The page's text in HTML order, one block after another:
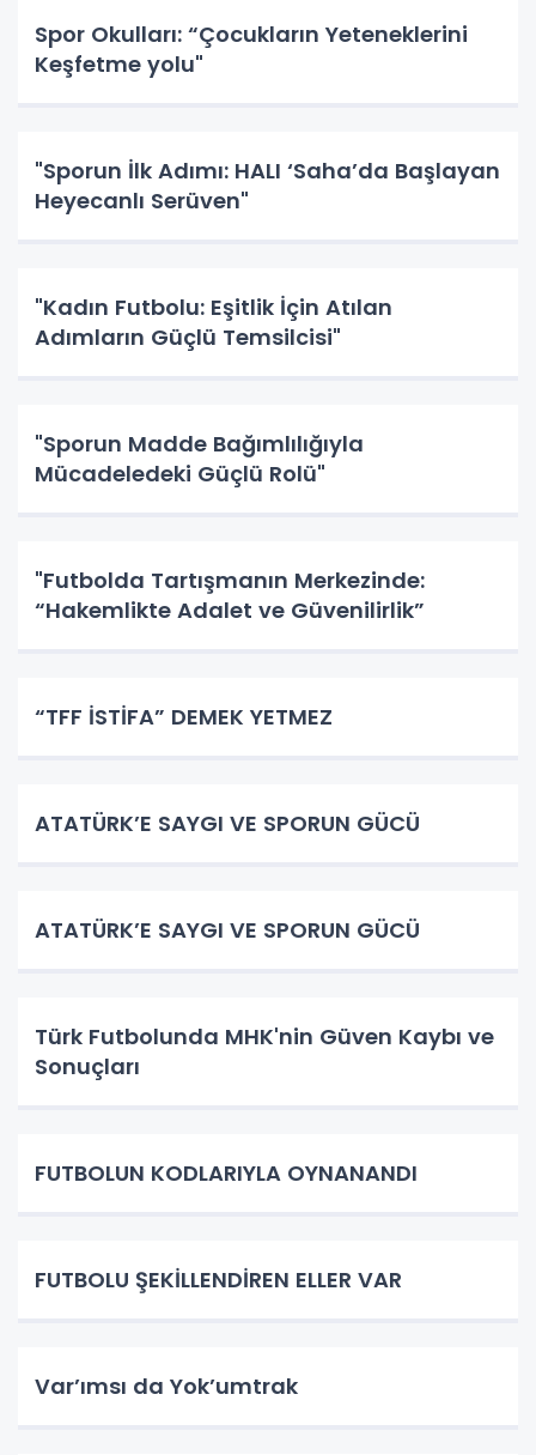
Spor Okulları: “Çocukların Yeteneklerini
Keşfetme yolu"
"Sporun İlk Adımı: HALI ‘Saha’da Başlayan
Heyecanlı Serüven"
"Kadın Futbolu: Eşitlik İçin Atılan
Adımların Güçlü Temsilcisi"
"Sporun Madde Bağımlılığıyla
Mücadeledeki Güçlü Rolü"
"Futbolda Tartışmanın Merkezinde:
“Hakemlikte Adalet ve Güvenilirlik”
“TFF İSTİFA” DEMEK YETMEZ
ATATÜRK’E SAYGI VE SPORUN GÜCÜ
ATATÜRK’E SAYGI VE SPORUN GÜCÜ
Türk Futbolunda MHK'nin Güven Kaybı ve
Sonuçları
FUTBOLUN KODLARIYLA OYNANANDI
FUTBOLU ŞEKİLLENDİREN ELLER VAR
Var’ımsı da Yok’umtrak